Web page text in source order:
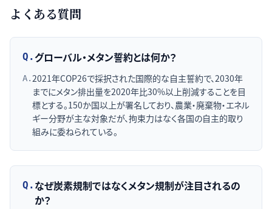
よくある質問
Q.グローバル・メタン誓約とは何か？
A.2021年COP26で採択された国際的な自主誓約で、2030年
までにメタン排出量を2020年比30%以上削減することを目
標とする。150か国以上が署名しており、農業・廃棄物・エネル
ギー分野が主な対象だが、拘束力はなく各国の自主的取り
組みに委ねられている。
Q. なぜ炭素規制ではなくメタン規制が注目されるの
か？